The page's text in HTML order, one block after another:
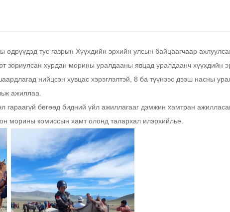
тус газрын Хүүхдийн эрхийн улсын байцаагчаар
зориулсан хурдан морины уралдааны явцад уралдаанч хүүхдийн
нийцсэн хувцас хэрэглэлтэй, 8 ба түүнээс дээш насны
ажиллаа.
бөгөөд бидний үйл ажиллагааг дэмжин хамтран
морины комиссын хамт олонд талархал илэрхийлье.